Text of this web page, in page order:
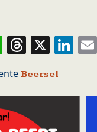
X
Beersel